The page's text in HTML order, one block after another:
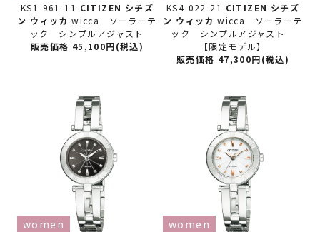
KS1-961-11 CITIZEN シチズ
ン ウィッカwicca ソーラーテ
ック シンプルアジャスト
販売価格 45,100円(税込)
KS4-022-21 CITIZEN シチズ
ン ウィッカwicca ソーラーテ
ック シンプルアジャスト
【限定モデル】
販売価格 47,300円(税込)
women women